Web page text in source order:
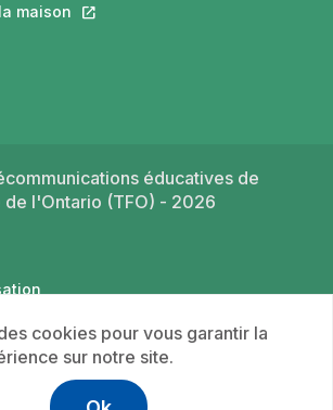
maison Ce lien s'ouvrira dans un nouvel
dans un nouvel onglet.
dans un nouvel onglet.
éducatives de
de l'Ontario (TFO) - 2026
cookies pour vous garantir la
sur notre site.